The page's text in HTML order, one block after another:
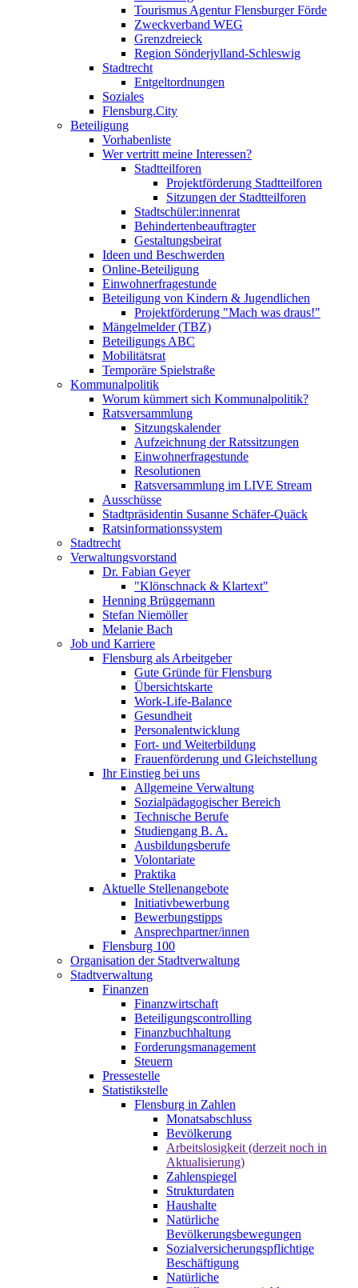
Tourismus Agentur Flensburger Förde
Zweckverband WEG
Grenzdreieck
Region Sönderjylland-Schleswig
Stadtrecht
Entgeltordnungen
Soziales
Flensburg.City
Beteiligung
Vorhabenliste
Wer vertritt meine Interessen?
Stadtteilforen
Projektförderung Stadtteilforen
Sitzungen der Stadtteilforen
Stadtschüler:innenrat
Behindertenbeauftragter
Gestaltungsbeirat
Ideen und Beschwerden
Online-Beteiligung
Einwohnerfragestunde
Beteiligung von Kindern & Jugendlichen
Projektförderung "Mach was draus!"
Mängelmelder (TBZ)
Beteiligungs ABC
Mobilitätsrat
Temporäre Spielstraße
Kommunalpolitik
Worum kümmert sich Kommunalpolitik?
Ratsversammlung
Sitzungskalender
Aufzeichnung der Ratssitzungen
Einwohnerfragestunde
Resolutionen
Ratsversammlung im LIVE Stream
Ausschüsse
Stadtpräsidentin Susanne Schäfer-Quäck
Ratsinformationssystem
Stadtrecht
Verwaltungsvorstand
Dr. Fabian Geyer
"Klönschnack & Klartext"
Henning Brüggemann
Stefan Niemöller
Melanie Bach
Job und Karriere
Flensburg als Arbeitgeber
Gute Gründe für Flensburg
Übersichtskarte
Work-Life-Balance
Gesundheit
Personalentwicklung
Fort- und Weiterbildung
Frauenförderung und Gleichstellung
Ihr Einstieg bei uns
Allgemeine Verwaltung
Sozialpädagogischer Bereich
Technische Berufe
Studiengang B. A.
Ausbildungsberufe
Volontariate
Praktika
Aktuelle Stellenangebote
Initiativbewerbung
Bewerbungstipps
Ansprechpartner/innen
Flensburg 100
Organisation der Stadtverwaltung
Stadtverwaltung
Finanzen
Finanzwirtschaft
Beteiligungscontrolling
Finanzbuchhaltung
Forderungsmanagement
Steuern
Pressestelle
Statistikstelle
Flensburg in Zahlen
Monatsabschluss
Bevölkerung
Arbeitslosigkeit (derzeit noch in
Aktualisierung)
Zahlenspiegel
Strukturdaten
Haushalte
Natürliche
Bevölkerungsbewegungen
Sozialversicherungspflichtige
Beschäftigung
Natürliche